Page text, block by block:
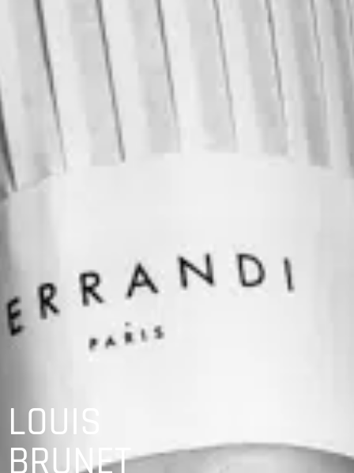
LOUIS
BRUNET
Expérience
Ces cookies
permettent
fonctionnalités
ne seront plus
disponible.